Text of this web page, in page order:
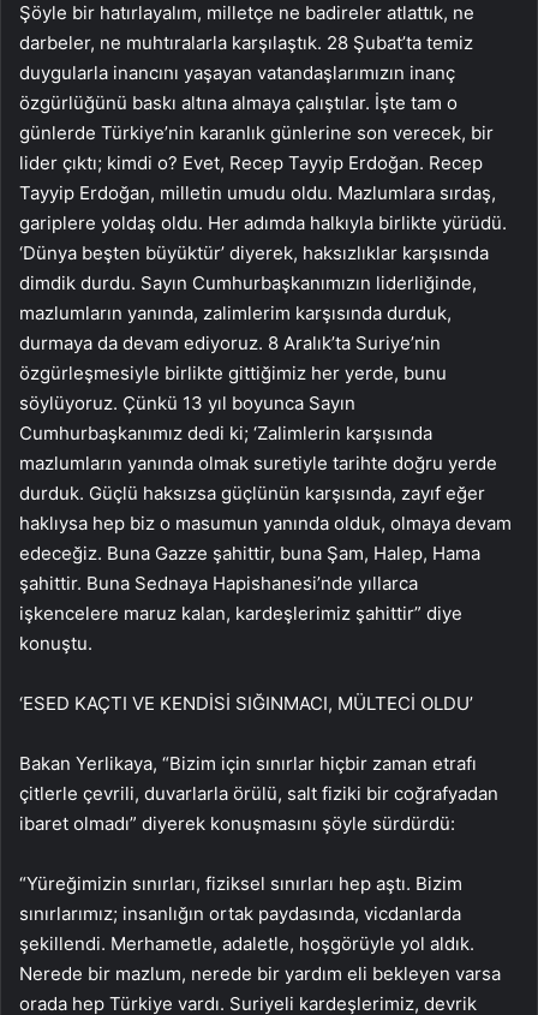
Şöyle bir hatırlayalım, milletçe ne badireler atlattık, ne
darbeler, ne muhtıralarla karşılaştık. 28 Şubat’ta temiz
duygularla inancını yaşayan vatandaşlarımızın inanç
özgürlüğünü baskı altına almaya çalıştılar. İşte tam o
günlerde Türkiye’nin karanlık günlerine son verecek, bir
lider çıktı; kimdi o? Evet, Recep Tayyip Erdoğan. Recep
Tayyip Erdoğan, milletin umudu oldu. Mazlumlara sırdaş,
gariplere yoldaş oldu. Her adımda halkıyla birlikte yürüdü.
‘Dünya beşten büyüktür’ diyerek, haksızlıklar karşısında
dimdik durdu. Sayın Cumhurbaşkanımızın liderliğinde,
mazlumların yanında, zalimlerim karşısında durduk,
durmaya da devam ediyoruz. 8 Aralık’ta Suriye’nin
özgürleşmesiyle birlikte gittiğimiz her yerde, bunu
söylüyoruz. Çünkü 13 yıl boyunca Sayın
Cumhurbaşkanımız dedi ki; ‘Zalimlerin karşısında
mazlumların yanında olmak suretiyle tarihte doğru yerde
durduk. Güçlü haksızsa güçlünün karşısında, zayıf eğer
haklıysa hep biz o masumun yanında olduk, olmaya devam
edeceğiz. Buna Gazze şahittir, buna Şam, Halep, Hama
şahittir. Buna Sednaya Hapishanesi’nde yıllarca
işkencelere maruz kalan, kardeşlerimiz şahittir” diye
konuştu.
‘ESED KAÇTI VE KENDİSİ SIĞINMACI, MÜLTECİ OLDU’
Bakan Yerlikaya, “Bizim için sınırlar hiçbir zaman etrafı
çitlerle çevrili, duvarlarla örülü, salt fiziki bir coğrafyadan
ibaret olmadı” diyerek konuşmasını şöyle sürdürdü:
“Yüreğimizin sınırları, fiziksel sınırları hep aştı. Bizim
sınırlarımız; insanlığın ortak paydasında, vicdanlarda
şekillendi. Merhametle, adaletle, hoşgörüyle yol aldık.
Nerede bir mazlum, nerede bir yardım eli bekleyen varsa
orada hep Türkiye vardı. Suriyeli kardeşlerimiz, devrik